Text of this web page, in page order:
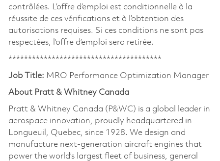
contrôlées. L’offre d’emploi est conditionnelle à la
réussite de ces vérifications et à l’obtention des
autorisations requises. Si ces conditions ne sont pas
respectées, l’offre d’emploi sera retirée.
***************************************
Job Title: MRO Performance Optimization Manager
About Pratt & Whitney Canada
Pratt & Whitney Canada (P&WC) is a global leader in
aerospace innovation, proudly headquartered in
Longueuil, Quebec, since 1928. We design and
manufacture next-generation aircraft engines that
power the world’s largest fleet of business, general